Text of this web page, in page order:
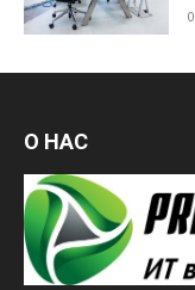
О НАС